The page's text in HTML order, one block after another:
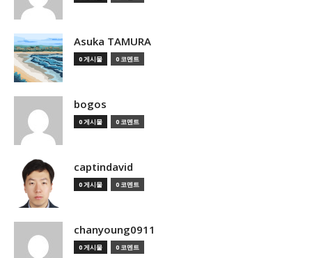
Asuka TAMURA
0 게시물 0 코멘트
bogos
0 게시물 0 코멘트
captindavid
0 게시물 0 코멘트
chanyoung0911
0 게시물 0 코멘트